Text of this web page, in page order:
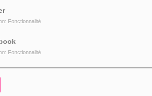
Fonctionnalité
Fonctionnalité
Janssens vous présente les livres de la semaine